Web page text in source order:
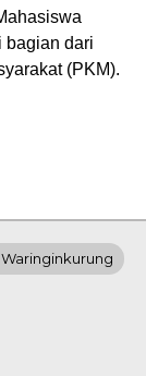
bagian dari
(PKM).